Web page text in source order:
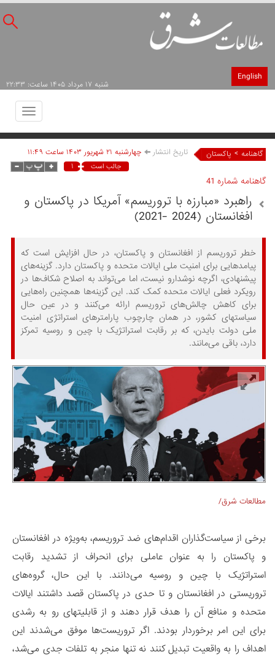
English
شنبه ۱۷ مرداد ۱۴۰۵ ساعت: ۲۲:۳۳
Toggle
گاهنامه > پاکستان تاریخ انتشار چهارشنبه ۲۱ شهريور ۱۴۰۳ ساعت ۱۱:۴۹
جالب است ۱
گاهنامه شماره 41
راهبرد «مبارزه با تروریسم» آمریکا در پاکستان و
افغانستان (2024 -2021)
خطر تروریسم از افغانستان و پاکستان، در حال افزایش است که
پیامدهایی برای امنیت ملی ایالات‏ متحده و پاکستان دارد. گزینه‌های
پیشنهادی، اگرچه نوشدارو نیست، اما می‌تواند به اصلاح شکاف‌ها در
رویکرد فعلی ایالات ‏متحده کمک کند. این گزینه‌ها همچنین راه‌هایی
برای کاهش چالش‌های تروریسم ارائه می‌کنند و در عین حال
سیاست‏های کشور، در همان چارچوب پارامترهای استراتژی امنیت
ملی دولت بایدن، که بر رقابت استراتژیک با چین و روسیه تمرکز
دارد، باقی می‌مانند.
مطالعات شرق/
برخی از سیاست‌گذاران اقدام‌های ضد تروریسم، به‌ویژه در افغانستان
و پاکستان را به عنوان عاملی برای انحراف از تشدید رقابت
استراتژیک با چین و روسیه می‏‌دانند. با این حال، گروه‌‏های
تروریستی در افغانستان و تا حدی در پاکستان قصد داشتند ایالات‏
متحده و منافع آن را هدف قرار دهند و از قابلیت‏های رو به رشدی
برای این امر برخوردار بودند. اگر تروریست‌ها موفق می‌شدند این
اهداف را به واقعیت تبدیل کنند نه تنها منجر به تلفات جدی می‌شد،